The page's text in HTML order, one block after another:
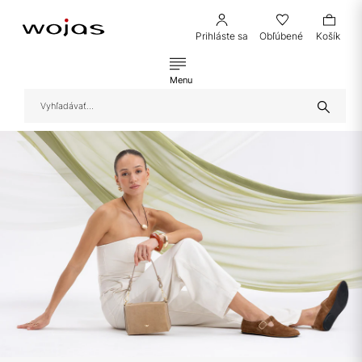
Prihláste sa Obľúbené Košík
Menu